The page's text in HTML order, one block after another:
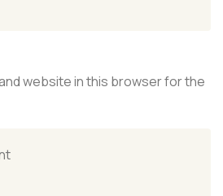
website in this browser for the